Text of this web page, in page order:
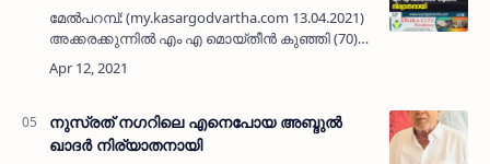
മേൽപറമ്പ്: (my.kasargodvartha.com 13.04.2021)
അക്കരക്കുന്നിൽ എം എ മൊയ്തീൻ കുഞ്ഞി (70)
നിര്യാതനായി. പരേതരായ അബ്ദുല്ലയുടേയും
കെ എം സൈനബയുടെയും മകനാണ്. …
നുസ്രത് നഗറിലെ എനെപോയ അബ്ദുൽ
ഖാദർ നിര്യാതനായി